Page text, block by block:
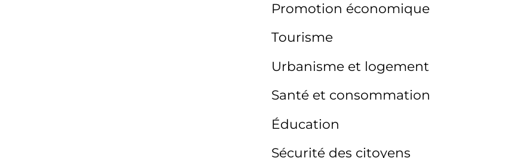
Promotion économique
Tourisme
Urbanisme et logement
Santé et consommation
Éducation
Sécurité des citoyens